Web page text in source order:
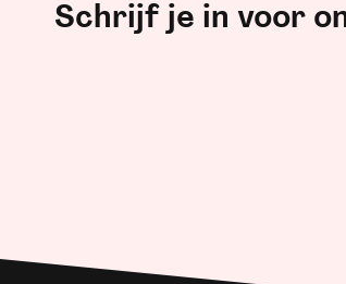
Schrijf je in voor